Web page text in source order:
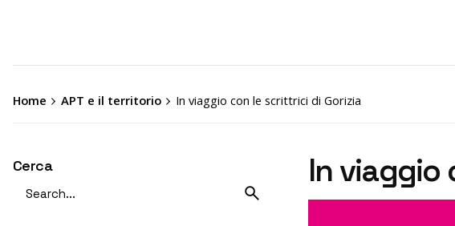
Home APT e il territorio In viaggio con le scrittrici di Gorizia
Cerca In viaggio